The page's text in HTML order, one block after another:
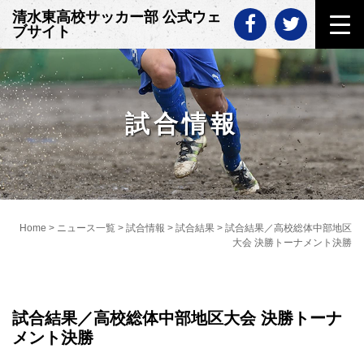
Skip
to
content
清水東高校サッカー部 公式ウェ
ブサイト
試合情報
Home > ニュース一覧 > 試合情報 > 試合結果 > 試合結果／高校総体中部地区
大会 決勝トーナメント決勝
試合結果／高校総体中部地区大会 決勝トーナ
メント決勝